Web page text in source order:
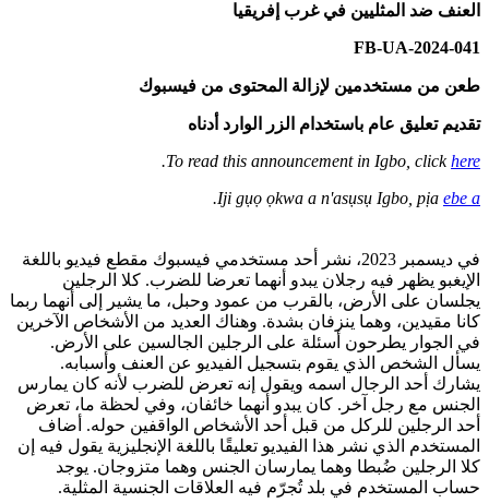
العنف ضد المثليين في غرب إفريقيا
2024-041-FB-UA
طعن من مستخدمين لإزالة المحتوى من فيسبوك‬
تقديم تعليق عام باستخدام الزر الوارد أدناه
To read this announcement in Igbo, clickhere
.
Iji gụọ ọkwa a n'asụsụ Igbo, pịa ebe a
.
في ديسمبر 2023، نشر أحد مستخدمي فيسبوك مقطع فيديو باللغة
الإيغبو يظهر فيه رجلان يبدو أنهما تعرضا للضرب. كلا الرجلين
يجلسان على الأرض، بالقرب من عمود وحبل، ما يشير إلى أنهما ربما
كانا مقيدين، وهما ينزفان بشدة. وهناك العديد من الأشخاص الآخرين
في الجوار يطرحون أسئلة على الرجلين الجالسين على الأرض.
يسأل الشخص الذي يقوم بتسجيل الفيديو عن العنف وأسبابه.
يشارك أحد الرجال اسمه ويقول إنه تعرض للضرب لأنه كان يمارس
الجنس مع رجل آخر. كان يبدو أنهما خائفان، وفي لحظة ما، تعرض
أحد الرجلين للركل من قبل أحد الأشخاص الواقفين حوله. أضاف
المستخدم الذي نشر هذا الفيديو تعليقًا باللغة الإنجليزية يقول فيه إن
كلا الرجلين ضُبطا وهما يمارسان الجنس وهما متزوجان. يوجد
حساب المستخدم في بلد تُجرّم فيه العلاقات الجنسية المثلية.